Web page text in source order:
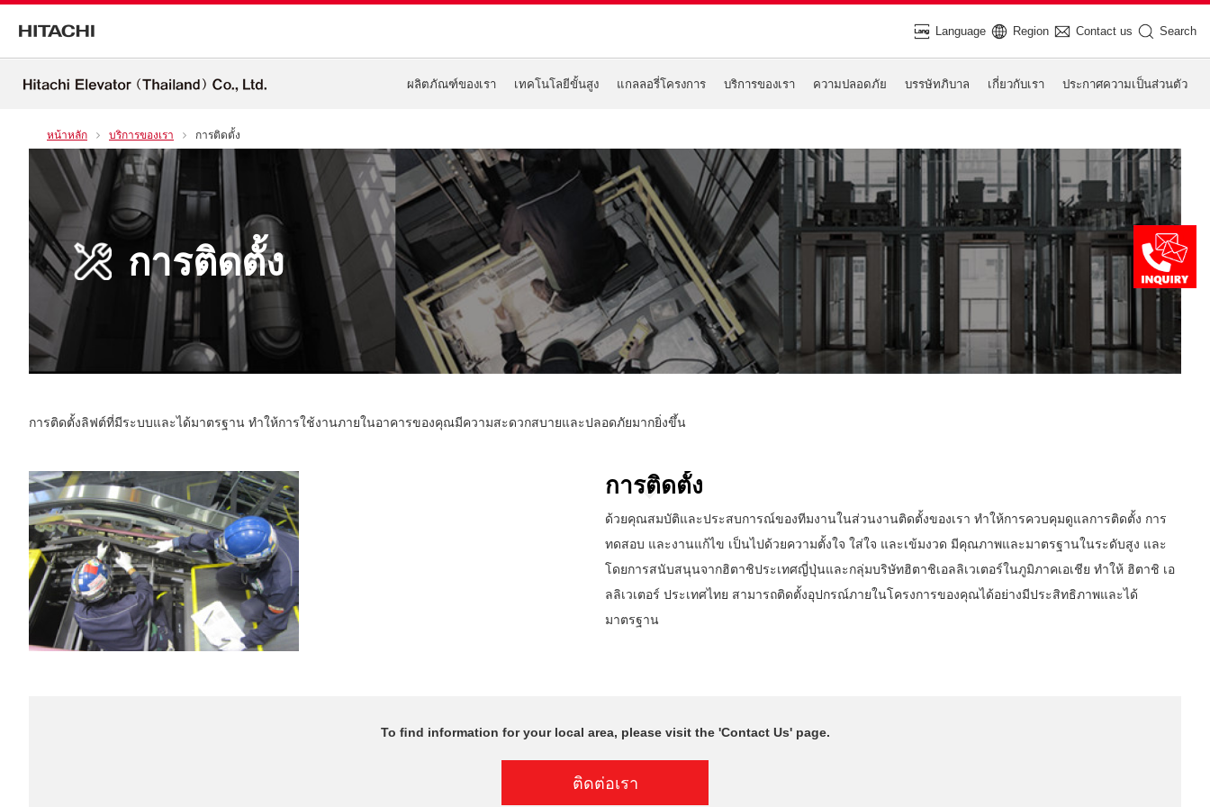
Language Region Contact us Search
ผลิตภัณฑ์ของเรา เทคโนโลยีขั้นสูง แกลลอรี่โครงการ บริการของเรา ความปลอดภัย บรรษัทภิบาล เกี่ยวกับเรา ประกาศความเป็นส่วนตัว
หน้าหลัก บริการของเรา การติดตั้ง
การติดตั้ง
การติดตั้งลิฟต์ที่มีระบบและได้มาตรฐาน ทำให้การใช้งานภายในอาคารของคุณมีความสะดวกสบายและปลอดภัยมากยิ่งขึ้น
การติดตั้ง
ด้วยคุณสมบัติและประสบการณ์ของทีมงานในส่วนงานติดตั้งของเรา ทำให้การควบคุมดูแลการติดตั้ง การ
ทดสอบ และงานแก้ไข เป็นไปด้วยความตั้งใจ ใส่ใจ และเข้มงวด มีคุณภาพและมาตรฐานในระดับสูง และ
โดยการสนับสนุนจากฮิตาชิประเทศญี่ปุ่นและกลุ่มบริษัทฮิตาชิเอลลิเวเตอร์ในภูมิภาคเอเชีย ทำให้ ฮิตาชิ เอ
ลลิเวเตอร์ ประเทศไทย สามารถติดตั้งอุปกรณ์ภายในโครงการของคุณได้อย่างมีประสิทธิภาพและได้
มาตรฐาน
To ﬁnd information for your local area, please visit the 'Contact Us' page.
ติดต่อเรา